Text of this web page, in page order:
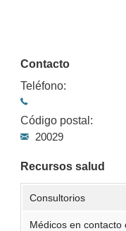
Contacto
Teléfono:
Código postal:
20029
Recursos salud
Consultorios
Médicos en contacto